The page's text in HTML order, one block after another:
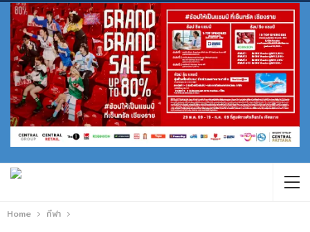
Home กีฬา